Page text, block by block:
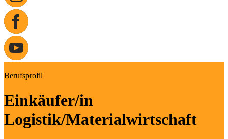
Berufsprofil
Einkäufer/in
Logistik/Materialwirtschaft